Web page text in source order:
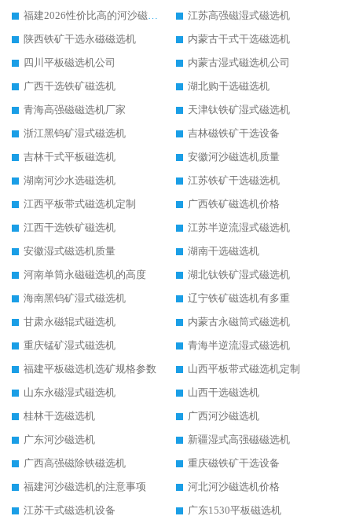
福建2026性价比高的河沙磁选机生产厂家工作原理(通俗 + 专业双版，适配产品文案/介绍使用)
江苏高强磁湿式磁选机
陕西铁矿干选永磁磁选机
内蒙古干式干选磁选机
四川平板磁选机公司
内蒙古湿式磁选机公司
广西干选铁矿磁选机
湖北购干选磁选机
青海高强磁磁选机厂家
天津钛铁矿湿式磁选机
浙江黑钨矿湿式磁选机
吉林磁铁矿干选设备
吉林干式平板磁选机
安徽河沙磁选机质量
湖南河沙水选磁选机
江苏铁矿干选磁选机
江西平板带式磁选机定制
广西铁矿磁选机价格
江西干选铁矿磁选机
江苏半逆流湿式磁选机
安徽湿式磁选机质量
湖南干选磁选机
河南单筒永磁磁选机的高度
湖北钛铁矿湿式磁选机
海南黑钨矿湿式磁选机
辽宁铁矿磁选机有多重
甘肃永磁辊式磁选机
内蒙古永磁筒式磁选机
重庆锰矿湿式磁选机
青海半逆流湿式磁选机
福建平板磁选机选矿规格参数
山西平板带式磁选机定制
山东永磁湿式磁选机
山西干选磁选机
桂林干选磁选机
广西河沙磁选机
广东河沙磁选机
新疆湿式高强磁磁选机
广西高强磁除铁磁选机
重庆磁铁矿干选设备
福建河沙磁选机的注意事项
河北河沙磁选机价格
江苏干式磁选机设备
广东1530平板磁选机